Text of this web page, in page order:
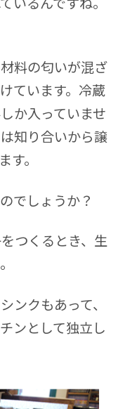
料の匂いが混ざ
ています。冷蔵
か入っていませ
知り合いから譲
す。
でしょうか？
つくるとき、生
ンクもあって、
ンとして独立し